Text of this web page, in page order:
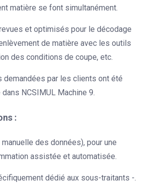
matière se font simultanément.
et optimisés pour le décodage
de matière avec les outils
des conditions de coupe, etc.
demandées par les clients ont été
NCSIMUL Machine 9.
:
des données), pour une
assistée et automatisée.
dédié aux sous-traitants -.